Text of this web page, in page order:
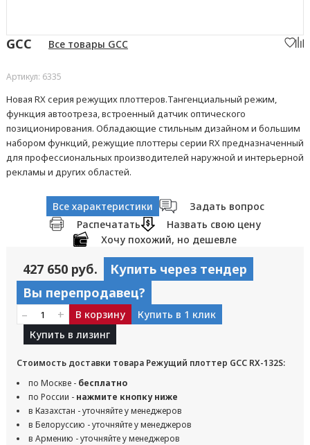
GCC Все товары GCC
Артикул: 6335
Новая RX серия режущих плоттеров.Тангенциальный режим,
функция автоотреза, встроенный датчик оптического
позиционирования. Обладающие стильным дизайном и большим
набором функций, режущие плоттеры серии RX предназначенный
для профессиональных производителей наружной и интерьерной
рекламы и других областей.
Все характеристики
Задать вопрос
Распечатать
Назвать свою цену
Хочу похожий, но дешевле
427 650 руб.
Купить через тендер
Вы перепродавец?
– + В корзину
Купить в 1 клик
Купить в лизинг
Стоимость доставки товара Режущий плоттер GCC RX-132S:
по Москве - бесплатно
по России - нажмите кнопку ниже
в Казахстан - уточняйте у менеджеров
в Белоруссию - уточняйте у менеджеров
в Армению - уточняйте у менеджеров